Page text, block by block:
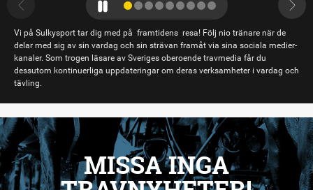
Vi på Sulkysport tar dig med på framtidens resa! Följ nio tränare när de
delar med sig av sin vardag och sin strävan framåt via sina sociala medier-
kanaler. Som trogen läsare av Sveriges oberoende travmedia får du
dessutom kontinuerliga uppdateringar om deras verksamheter i vardag och
tävling.
MISSA INGA